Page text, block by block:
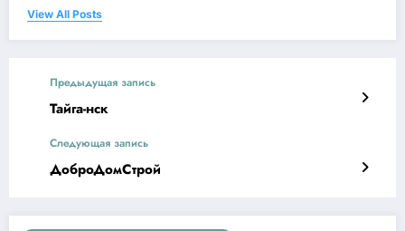
View All Posts
Предыдущая запись
Тайга-нск
Следующая запись
ДоброДомСтрой